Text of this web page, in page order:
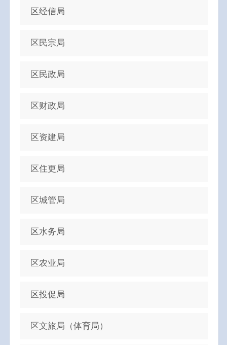
区经信局
区民宗局
区民政局
区财政局
区资建局
区住更局
区城管局
区水务局
区农业局
区投促局
区文旅局（体育局）